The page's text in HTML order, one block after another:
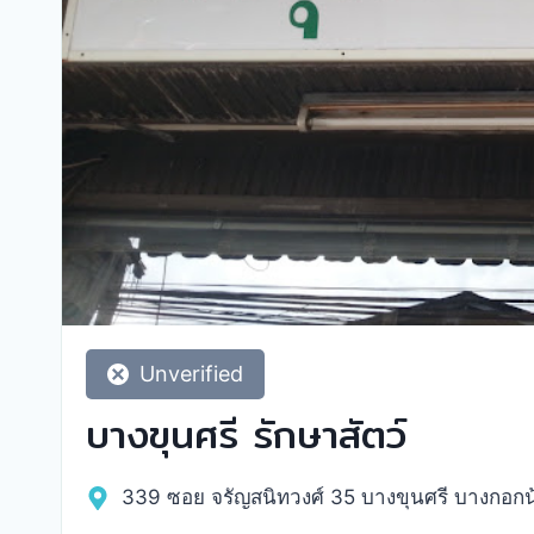
Unverified
บางขุนศรี รักษาสัตว์
339 ซอย จรัญสนิทวงศ์ 35 บางขุนศรี บางกอก